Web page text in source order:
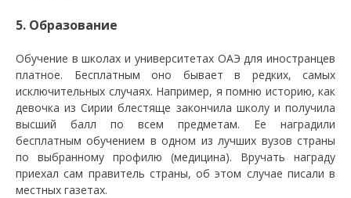
5. Образование
Обучение в школах и университетах ОАЭ для иностранцев
платное. Бесплатным оно бывает в редких, самых
исключительных случаях. Например, я помню историю, как
девочка из Сирии блестяще закончила школу и получила
высший балл по всем предметам. Ее наградили
бесплатным обучением в одном из лучших вузов страны
по выбранному профилю (медицина). Вручать награду
приехал сам правитель страны, об этом случае писали в
местных газетах.